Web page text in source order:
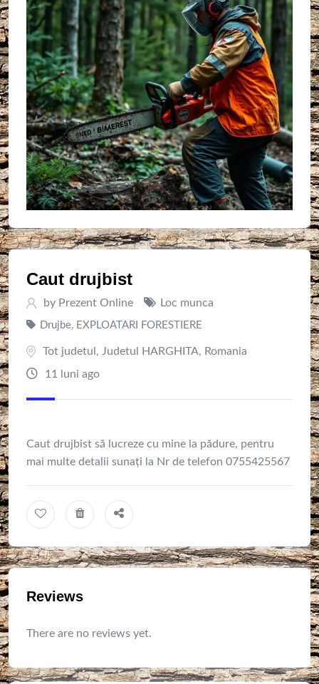
Caut drujbist
by Prezent Online Loc munca
Drujbe, EXPLOATARI FORESTIERE
Tot judetul , Judetul HARGHITA, Romania
11 luni ago
Caut drujbist să lucreze cu mine la pădure, pentru
mai multe detalii sunați la Nr de telefon 0755425567
Reviews
There are no reviews yet.